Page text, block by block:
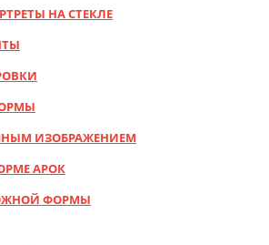
НА СТЕКЛЕ
ИЗОБРАЖЕНИЕМ
АРОК
ФОРМЫ